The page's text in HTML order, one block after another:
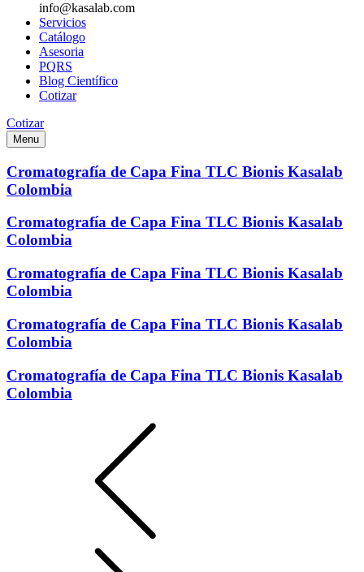
info@kasalab.com
Servicios
Catálogo
Asesoria
PQRS
Blog Científico
Cotizar
Cotizar
Menu
Cromatografía de Capa Fina TLC Bionis Kasalab
Colombia
Cromatografía de Capa Fina TLC Bionis Kasalab
Colombia
Cromatografía de Capa Fina TLC Bionis Kasalab
Colombia
Cromatografía de Capa Fina TLC Bionis Kasalab
Colombia
Cromatografía de Capa Fina TLC Bionis Kasalab
Colombia